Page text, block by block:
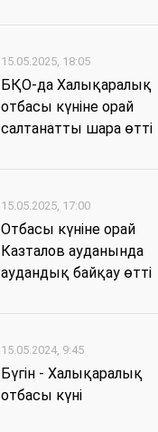
15.05.2025, 18:05
БҚО-да Халықаралық
отбасы күніне орай
салтанатты шара өтті
15.05.2025, 17:00
Отбасы күніне орай
Казталов ауданында
аудандық байқау өтті
15.05.2024, 9:45
Бүгін - Халықаралық
отбасы күні